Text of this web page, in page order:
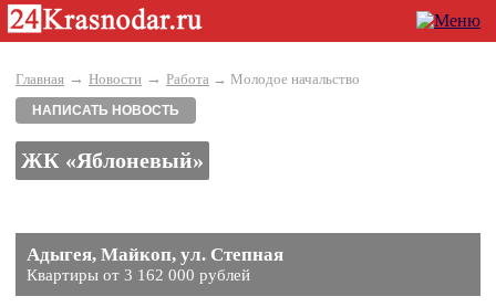
Главная → Новости → Работа → Молодое начальство
НАПИСАТЬ НОВОСТЬ
ЖК «Яблоневый»
Адыгея, Майкоп, ул. Степная
Квартиры от 3 162 000 рублей